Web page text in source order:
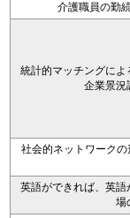
介護職員の勤
統計的マッチングに
企業景況
社会的ネットワーク
英語ができれば、英
場